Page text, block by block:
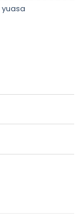
yuasa